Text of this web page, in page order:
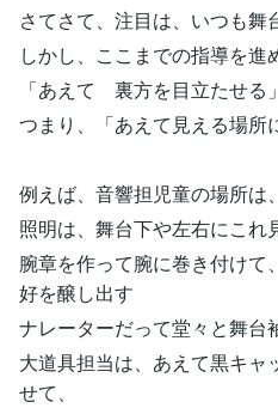
さてさて、注目は、いつも舞
しかし、ここまでの指導を進
「あえて 裏方を目立たせる
つまり、「あえて見える場所
例えば、音響担児童の場所は
照明は、舞台下や左右にこれ
腕章を作って腕に巻き付け
好を醸し出す
ナレーターだって堂々と舞台
大道具担当は、あえて黒キ
せて、